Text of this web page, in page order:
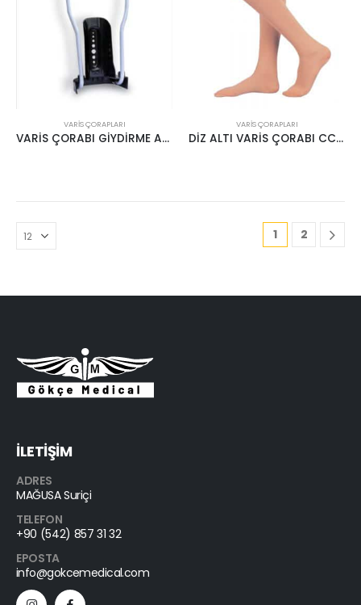
VARIS ÇORAPLARI
VARİS ÇORABI GİYDİRME APARATI CASE
VARIS ÇORAPLARI
DİZ ALTI VARİS ÇORABI CCL1 18-22MMHG KREM
1 2
İLETİŞİM
ADRES
MAĞUSA Suriçi
TELEFON
+90 (542) 857 31 32
EPOSTA
info@gokcemedical.com